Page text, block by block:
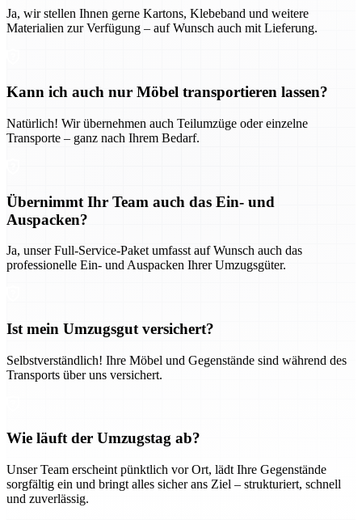
Ja, wir stellen Ihnen gerne Kartons, Klebeband und weitere
Materialien zur Verfügung – auf Wunsch auch mit Lieferung.
Kann ich auch nur Möbel transportieren lassen?
Natürlich! Wir übernehmen auch Teilumzüge oder einzelne
Transporte – ganz nach Ihrem Bedarf.
Übernimmt Ihr Team auch das Ein- und
Auspacken?
Ja, unser Full-Service-Paket umfasst auf Wunsch auch das
professionelle Ein- und Auspacken Ihrer Umzugsgüter.
Ist mein Umzugsgut versichert?
Selbstverständlich! Ihre Möbel und Gegenstände sind während des
Transports über uns versichert.
Wie läuft der Umzugstag ab?
Unser Team erscheint pünktlich vor Ort, lädt Ihre Gegenstände
sorgfältig ein und bringt alles sicher ans Ziel – strukturiert, schnell
und zuverlässig.